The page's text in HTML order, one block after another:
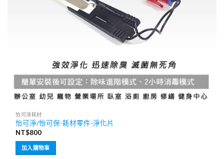
怡可淨耗材
怡可淨/怡可保-耗材零件-淨化片
NT$800
加入購物車